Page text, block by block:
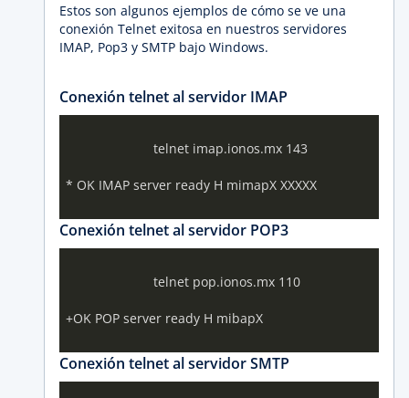
Estos son algunos ejemplos de cómo se ve una
conexión Telnet exitosa en nuestros servidores
IMAP, Pop3 y SMTP bajo Windows.
Conexión telnet al servidor IMAP
* OK IMAP server ready H mimapX XXXXX
Conexión telnet al servidor POP3
+OK POP server ready H mibapX
Conexión telnet al servidor SMTP